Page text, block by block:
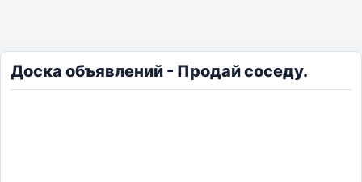
Доска объявлений - Продай соседу.